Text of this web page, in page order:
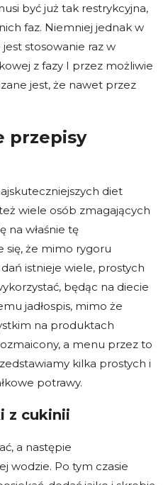
być już tak restrykcyjna,
faz. Niemniej jednak w
stosowanie raz w
z fazy I przez możliwie
jest, że nawet przez
przepisy
diet
wiele osób zmagających
na właśnie tę
się, że mimo rygoru
istnieje wiele, prostych
będąc na diecie
jadłospis, mimo że
na produktach
a menu przez to
kilka prostych i
potrawy.
z cukinii
a następie
wodzie. Po tym czasie